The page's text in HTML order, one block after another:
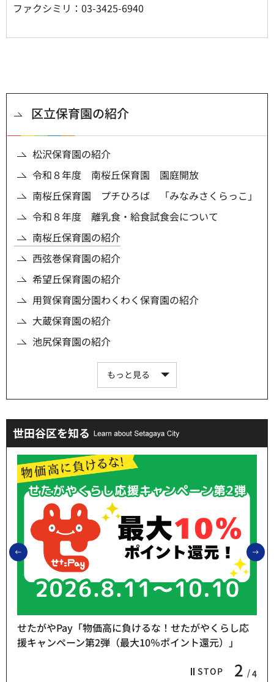
ファクシミリ：03-3425-6940
区立保育園の紹介
松沢保育園の紹介
令和８年度 南桜丘保育園 園庭開放
南桜丘保育園 プチひろば 「みなみさくらっこ」
令和８年度 離乳食・給食試食会について
南桜丘保育園の紹介
西弦巻保育園の紹介
希望丘保育園の紹介
用賀保育園分園わくわく保育園の紹介
大蔵保育園の紹介
池尻保育園の紹介
もっと見る
世田谷区を知る
前のスライドを表示
STOP 2 4
せたがやPay「物価高に負けるな！せたがやくらし応
援キャンペーン第2弾（最大10％ポイント還元）」